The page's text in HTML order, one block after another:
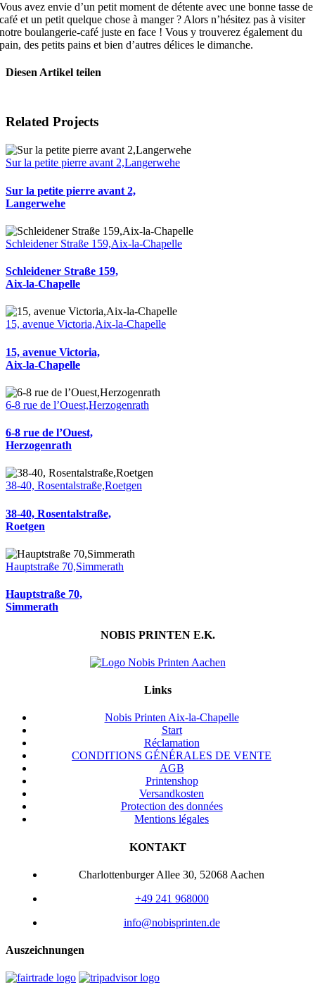
Vous avez envie d’un petit moment de détente avec une bonne tasse de
café et un petit quelque chose à manger ? Alors n’hésitez pas à visiter
notre boulangerie-café juste en face ! Vous y trouverez également du
pain, des petits pains et bien d’autres délices le dimanche.
Diesen Artikel teilen
Related Projects
Sur la petite pierre avant 2,Langerwehe
Sur la petite pierre avant 2,
Langerwehe
Schleidener Straße 159,Aix-la-Chapelle
Schleidener Straße 159,
Aix-la-Chapelle
15, avenue Victoria,Aix-la-Chapelle
15, avenue Victoria,
Aix-la-Chapelle
6-8 rue de l’Ouest,Herzogenrath
6-8 rue de l’Ouest,
Herzogenrath
38-40, Rosentalstraße,Roetgen
38-40, Rosentalstraße,
Roetgen
Hauptstraße 70,Simmerath
Hauptstraße 70,
Simmerath
NOBIS PRINTEN E.K.
Links
Nobis Printen Aix-la-Chapelle
Start
Réclamation
CONDITIONS GÉNÉRALES DE VENTE
AGB
Printenshop
Versandkosten
Protection des données
Mentions légales
KONTAKT
Charlottenburger Allee 30, 52068 Aachen
+49 241 968000
info@nobisprinten.de
Auszeichnungen